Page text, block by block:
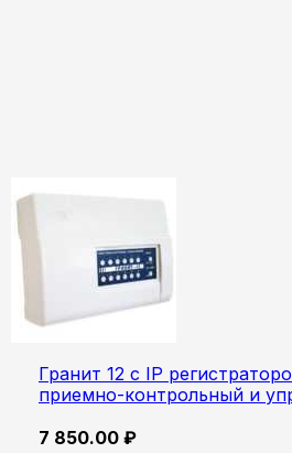
Гранит 12 с IP
приемно-контрольный и
7 850.00 ₽